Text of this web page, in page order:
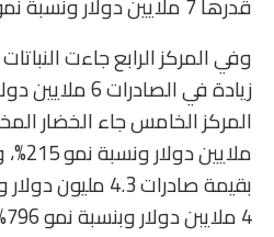
وفي المركز الرابع جاءت
بقيمة صادرات 4.3
4 ملايبن دولار وبنسبة نمو 796%.